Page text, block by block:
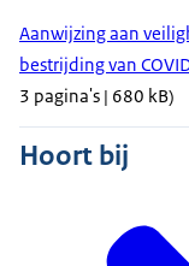
Aanwijzing aan
bestrijding van
3 pagina's | 680 kB)
Hoort bij